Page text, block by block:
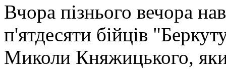
Вчора пізнього вечора
п'ятдесяти бійців
Миколи Княжицького,